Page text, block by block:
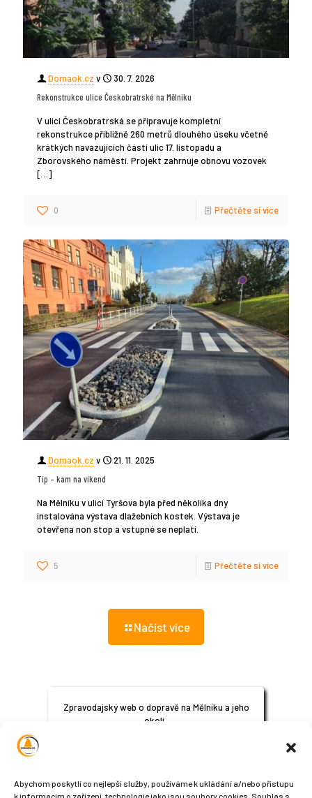
Abychom poskytli co nejlepší služby, používáme k ukládání a/nebo přístupu
k informacím o zařízení, technologie jako jsou soubory cookies. Souhlas s
Domaok.cz v
30. 7. 2026
Rekonstrukce ulice Českobratrské na Mělníku
V ulici Českobratrská se připravuje kompletní
rekonstrukce přibližně 260 metrů dlouhého úseku včetně
krátkých navazujících částí ulic 17. listopadu a
Zborovského náměstí. Projekt zahrnuje obnovu vozovek
[…]
0 Přečtěte si více
Domaok.cz v
21. 11. 2025
Tip – kam na víkend
Na Mělníku v ulici Tyršova byla před několika dny
instalována výstava dlažebních kostek. Výstava je
otevřena non stop a vstupné se neplatí.
5 Přečtěte si více
Načíst více
Zpravodajský web o dopravě na Mělníku a jeho
okolí.